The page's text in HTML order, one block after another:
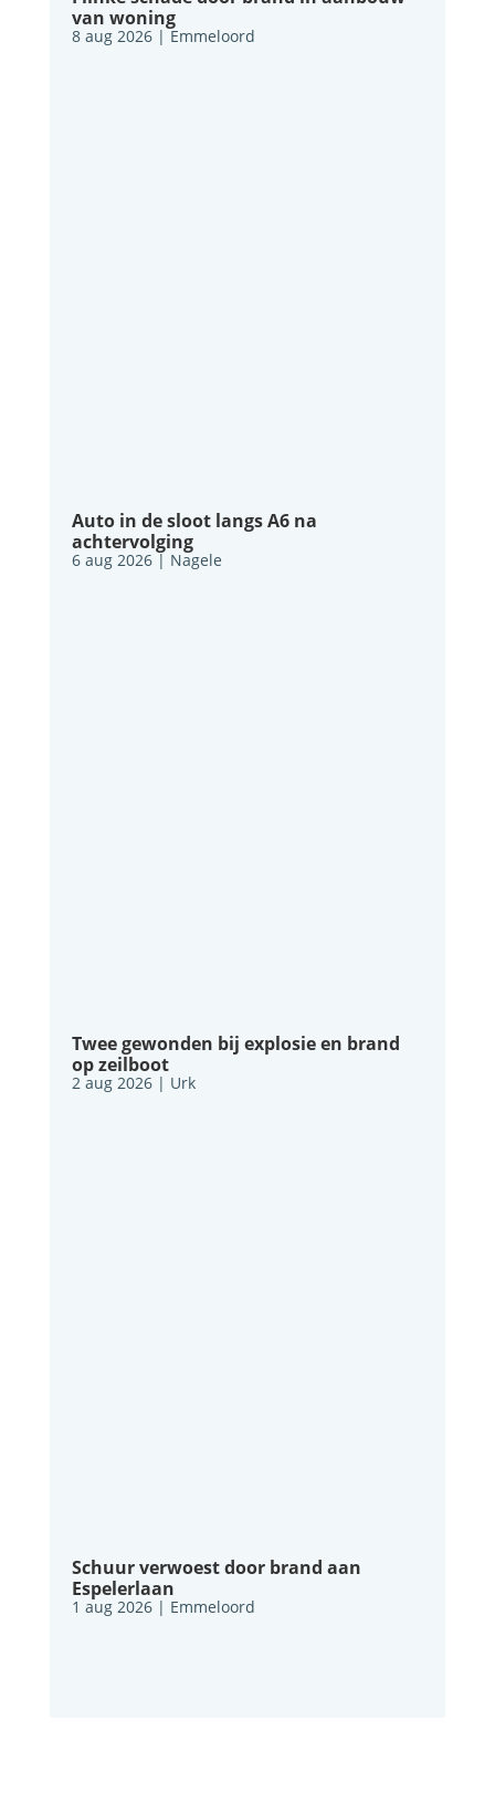
van woning
8 aug 2026| Emmeloord
Auto in de sloot langs A6 na
achtervolging
6 aug 2026| Nagele
Twee gewonden bij explosie en brand
op zeilboot
2 aug 2026| Urk
Schuur verwoest door brand aan
Espelerlaan
1 aug 2026| Emmeloord